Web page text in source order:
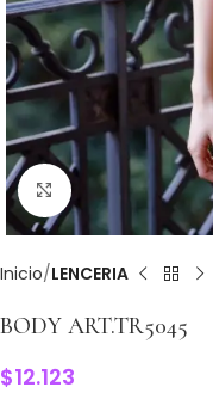
Clic para ampliar
Inicio LENCERIA
BODY ART.TR5045
$12.123